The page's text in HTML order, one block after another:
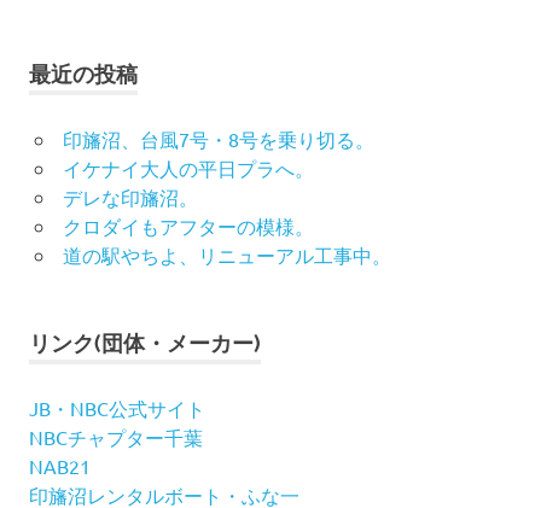
最近の投稿
印旛沼、台風7号・8号を乗り切る。
イケナイ大人の平日プラへ。
デレな印旛沼。
クロダイもアフターの模様。
道の駅やちよ、リニューアル工事中。
リンク(団体・メーカー)
JB・NBC公式サイト
NBCチャプター千葉
NAB21
印旛沼レンタルボート・ふな一